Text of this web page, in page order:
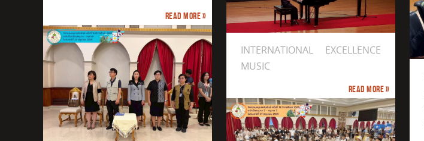
Read more »
INTERNATIONAL EXCELLENCE MUSIC
INTERNATIONAL EXCELLENCE
MUSIC
Read more »
ห้การต้อนรับคณะกรรมการนิเทศ เข้า
เยี่ยมชมการจัดการศึกษาเด็กปฐมวัย
ภาคเรียนที่ 1 ปีการศึกษา 2569